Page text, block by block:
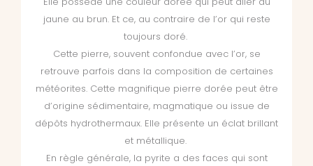
jaune au brun. Et ce, au contraire de l’or qui reste
toujours doré.
Cette pierre, souvent confondue avec l’or, se
retrouve parfois dans la composition de certaines
météorites. Cette magnifique pierre dorée peut être
d’origine sédimentaire, magmatique ou issue de
dépôts hydrothermaux. Elle présente un éclat brillant
et métallique.
En règle générale, la pyrite a des faces qui sont